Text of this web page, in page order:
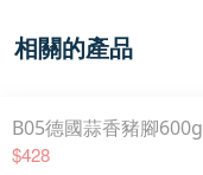
相關的產品
B05德國蒜香豬腳600g
$428